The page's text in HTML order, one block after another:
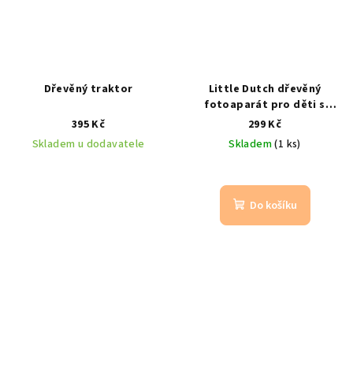
Dřevěný traktor
395 Kč
Skladem u dodavatele
Little Dutch dřevěný
fotoaparát pro děti s
kaleidoskopem
299 Kč
Skladem(1 ks)
Do košíku